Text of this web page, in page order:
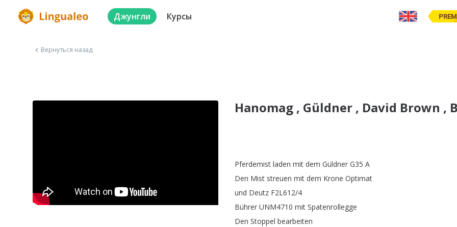
Джунгли Курсы
Вернуться назад
Hanomag , Güldner , David Brown ,
Pferdemist laden mit dem Güldner G35 A
Den Mist streuen mit dem Krone Optimat
und Deutz F2L612/4
Bührer UNM4710 mit Spatenrollegge
Den Stoppel bearbeiten